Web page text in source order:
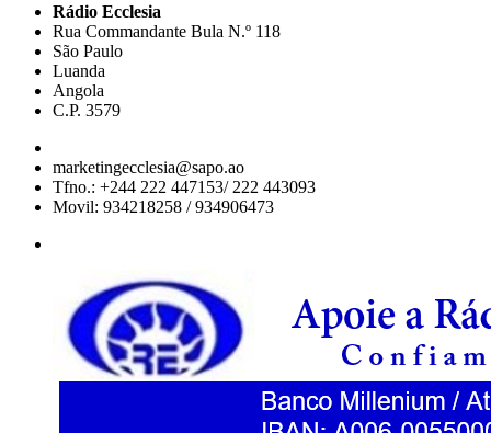
Rádio Ecclesia
Rua Commandante Bula N.º 118
São Paulo
Luanda
Angola
C.P. 3579
marketingecclesia@sapo.ao
Tfno.: +244 222 447153/ 222 443093
Movil: 934218258 / 934906473